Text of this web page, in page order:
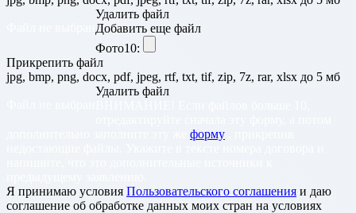
Удалить файл
Добавить еще файл
Фото10:
Прикрепить файл
jpg, bmp, png, docx, pdf, jpeg, rtf, txt, tif, zip, 7z, rar, xlsx до 5 мб
Удалить файл
форму
Я принимаю условия Пользовательского соглашения и даю
соглашение об обработке данных моих стран на условиях